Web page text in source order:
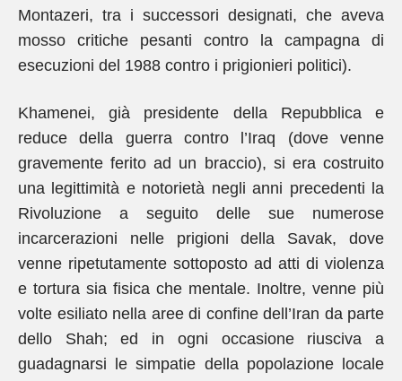
Montazeri, tra i successori designati, che aveva
mosso critiche pesanti contro la campagna di
esecuzioni del 1988 contro i prigionieri politici).
Khamenei, già presidente della Repubblica e
reduce della guerra contro l’Iraq (dove venne
gravemente ferito ad un braccio), si era costruito
una legittimità e notorietà negli anni precedenti la
Rivoluzione a seguito delle sue numerose
incarcerazioni nelle prigioni della Savak, dove
venne ripetutamente sottoposto ad atti di violenza
e tortura sia fisica che mentale. Inoltre, venne più
volte esiliato nella aree di confine dell’Iran da parte
dello Shah; ed in ogni occasione riusciva a
guadagnarsi le simpatie della popolazione locale